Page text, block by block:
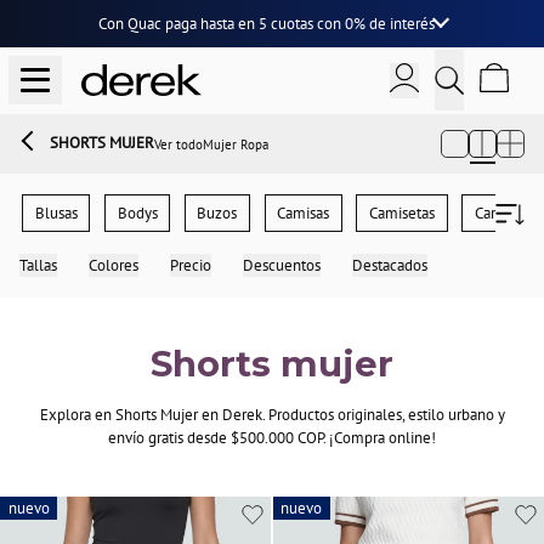
Con Quac paga hasta en 5 cuotascon0% de interés
SHORTS MUJER Ver todo Mujer Ropa
Blusas Bodys Buzos Camisas Camisetas Cardigans
Tallas Colores Precio Descuentos Destacados
Shorts mujer
Explora en Shorts Mujer en Derek. Productos originales, estilo urbano y
envío gratis desde $500.000 COP. ¡Compra online!
nuevo nuevo
nuevo